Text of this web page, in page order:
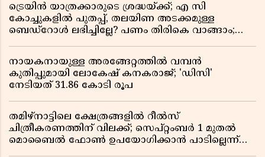
ട്രെയിൻ യാത്രക്കാരുടെ ശ്രദ്ധയ്ക്ക്; എ സി
കോച്ചുകളിൽ പുതപ്പ്, തലയിണ അടക്കമുള്ള
ബെഡ്റോൾ ലഭിച്ചില്ലേ? പണം തിരികെ വാങ്ങാം;
നായകനായുള്ള അരങ്ങേറ്റത്തിൽ വമ്പൻ
കുതിപ്പുമായി ലോകേഷ് കനകരാജ്; 'ഡിസി'
നേടിയത് 31.86 കോടി രൂപ
തമിഴ്‌നാട്ടിലെ ക്ഷേത്രങ്ങളിൽ റീൽസ്
ചിത്രീകരണത്തിന് വിലക്ക്; സെപ്റ്റംബർ 1 മുതൽ
മൊബൈൽ ഫോൺ ഉപയോഗിക്കാൻ പാടില്ലെന്ന്